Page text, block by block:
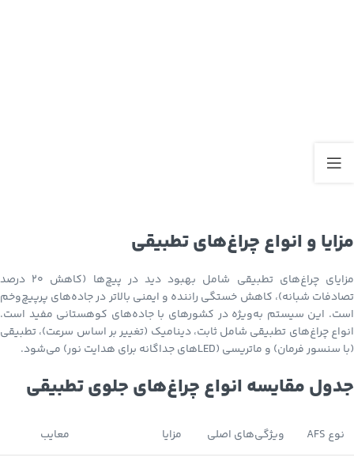
مزایا و انواع چراغ‌های تطبیقی
مزایای چراغ‌های تطبیقی شامل بهبود دید در پیچ‌ها (کاهش ۲۰ درصد
تصادفات شبانه)، کاهش خستگی راننده و ایمنی بالاتر در جاده‌های پرپیچ‌وخم
است. این سیستم به‌ویژه در کشورهای با جاده‌های کوهستانی مفید است.
انواع چراغ‌های تطبیقی شامل ثابت، دینامیک (تغییر بر اساس سرعت)، تطبیقی
(با سنسور فرمان) و ماتریسی (LEDهای جداگانه برای هدایت نور) می‌شود.
جدول مقایسه انواع چراغ‌های جلوی تطبیقی
نوع AFS ویژگی‌های اصلی مزایا معایب